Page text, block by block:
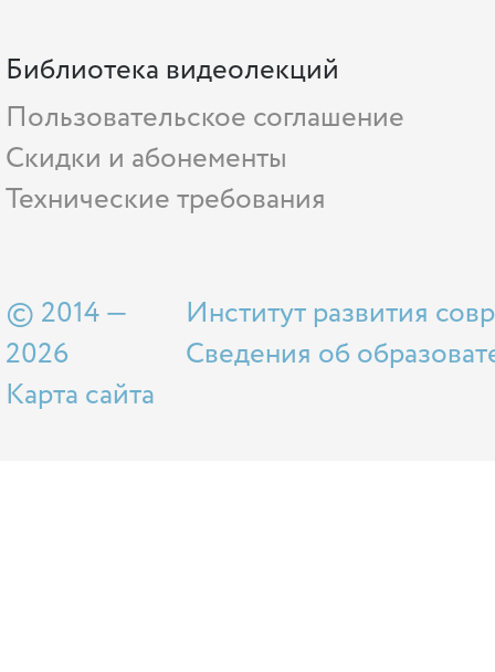
Библиотека видеолекций
Пользовательское соглашение
Скидки и абонементы
Технические требования
© 2014 —
2026
Карта сайта
Институт развития
Сведения об